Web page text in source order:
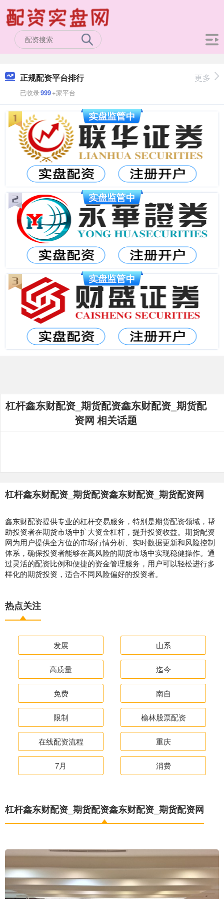
正规配资平台排行
已收录999+家平台
更多
杠杆鑫东财配资_期货配资鑫东财配资_期货配
资网 相关话题
杠杆鑫东财配资_期货配资鑫东财配资_期货配资网
鑫东财配资提供专业的杠杆交易服务，特别是期货配资领域，帮
助投资者在期货市场中扩大资金杠杆，提升投资收益。期货配资
网为用户提供全方位的市场行情分析、实时数据更新和风险控制
体系，确保投资者能够在高风险的期货市场中实现稳健操作。通
过灵活的配资比例和便捷的资金管理服务，用户可以轻松进行多
样化的期货投资，适合不同风险偏好的投资者。
热点关注
发展 山系
高质量 迄今
免费 南自
限制 榆林股票配资
在线配资流程 重庆
7月 消费
杠杆鑫东财配资_期货配资鑫东财配资_期货配资网